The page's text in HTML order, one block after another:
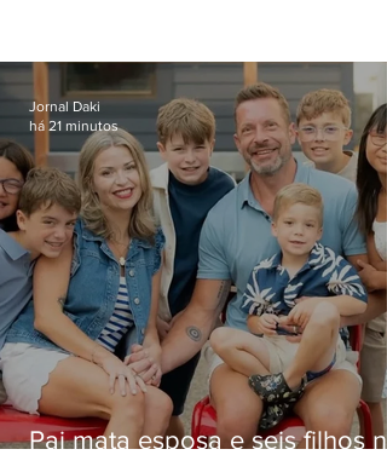
Pai mata esposa e seis filhos
Jornal Daki
há 21 minutos